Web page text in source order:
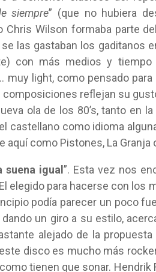
siempre” (que no hubiera
Wilson formaba parte
las gastaban los gaditanos
con más medios y
muy light, como pensado
reflejan su
ola de los 80’s, tanto en
castellano como idioma
como Pistones, La Granja
suena igual ”. Esta vez nos
elegido para hacerse con los
podía parecer un poco
dando un giro a su estilo,
alejado de la
disco es mucho más
tienen que sonar. Hendrik